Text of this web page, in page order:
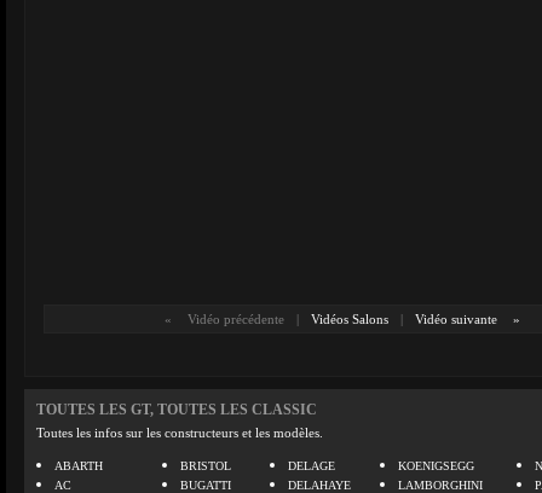
« Vidéo précédente | Vidéos Salons | Vidéo suivante »
TOUTES LES GT, TOUTES LES CLASSIC
Toutes les infos sur les constructeurs et les modèles.
ABARTH
AC
BRISTOL
BUGATTI
DELAGE
DELAHAYE
KOENIGSEGG
LAMBORGHINI